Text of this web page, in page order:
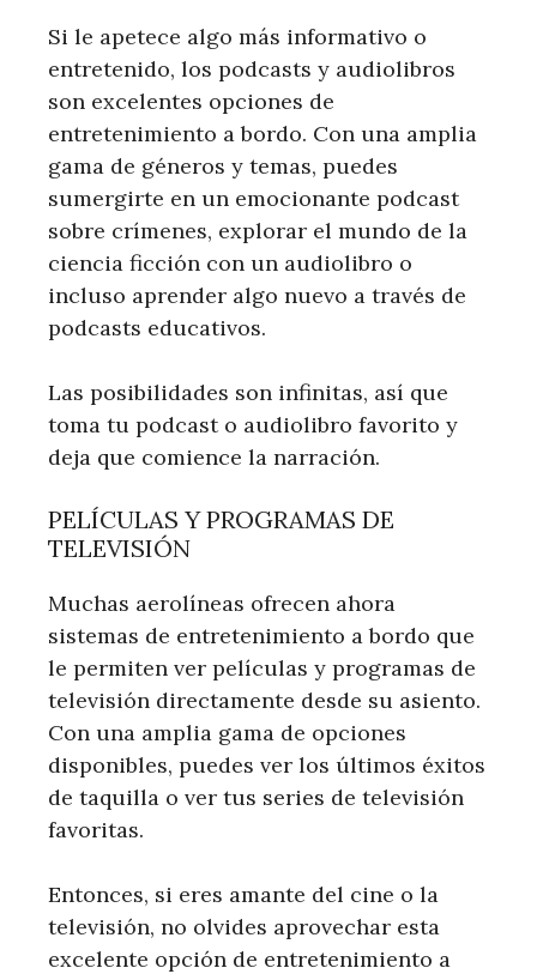
Si le apetece algo más informativo o
entretenido, los podcasts y audiolibros
son excelentes opciones de
entretenimiento a bordo. Con una amplia
gama de géneros y temas, puedes
sumergirte en un emocionante podcast
sobre crímenes, explorar el mundo de la
ciencia ficción con un audiolibro o
incluso aprender algo nuevo a través de
podcasts educativos.
Las posibilidades son infinitas, así que
toma tu podcast o audiolibro favorito y
deja que comience la narración.
PELÍCULAS Y PROGRAMAS DE
TELEVISIÓN
Muchas aerolíneas ofrecen ahora
sistemas de entretenimiento a bordo que
le permiten ver películas y programas de
televisión directamente desde su asiento.
Con una amplia gama de opciones
disponibles, puedes ver los últimos éxitos
de taquilla o ver tus series de televisión
favoritas.
Entonces, si eres amante del cine o la
televisión, no olvides aprovechar esta
excelente opción de entretenimiento a